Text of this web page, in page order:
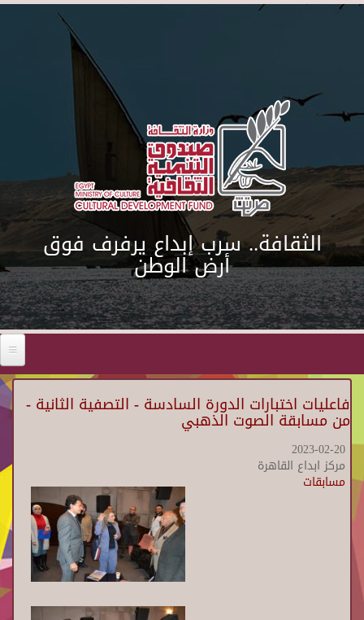
Skip to main content
الثقافة.. سرب إبداع يرفرف فوق
أرض الوطن
فاعليات اختبارات الدورة السادسة - التصفية الثانية -
من مسابقة الصوت الذهبي
2023-02-20
مركز ابداع القاهرة
مسابقات